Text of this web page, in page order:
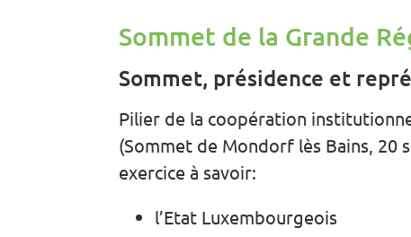
Sommet de la Grande
Sommet, présidence et
Pilier de la coopération
(Sommet de Mondorf lès Bains, 20
exercice à savoir:
l’Etat Luxembourgeois